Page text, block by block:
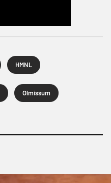
HMNL
Olmissum